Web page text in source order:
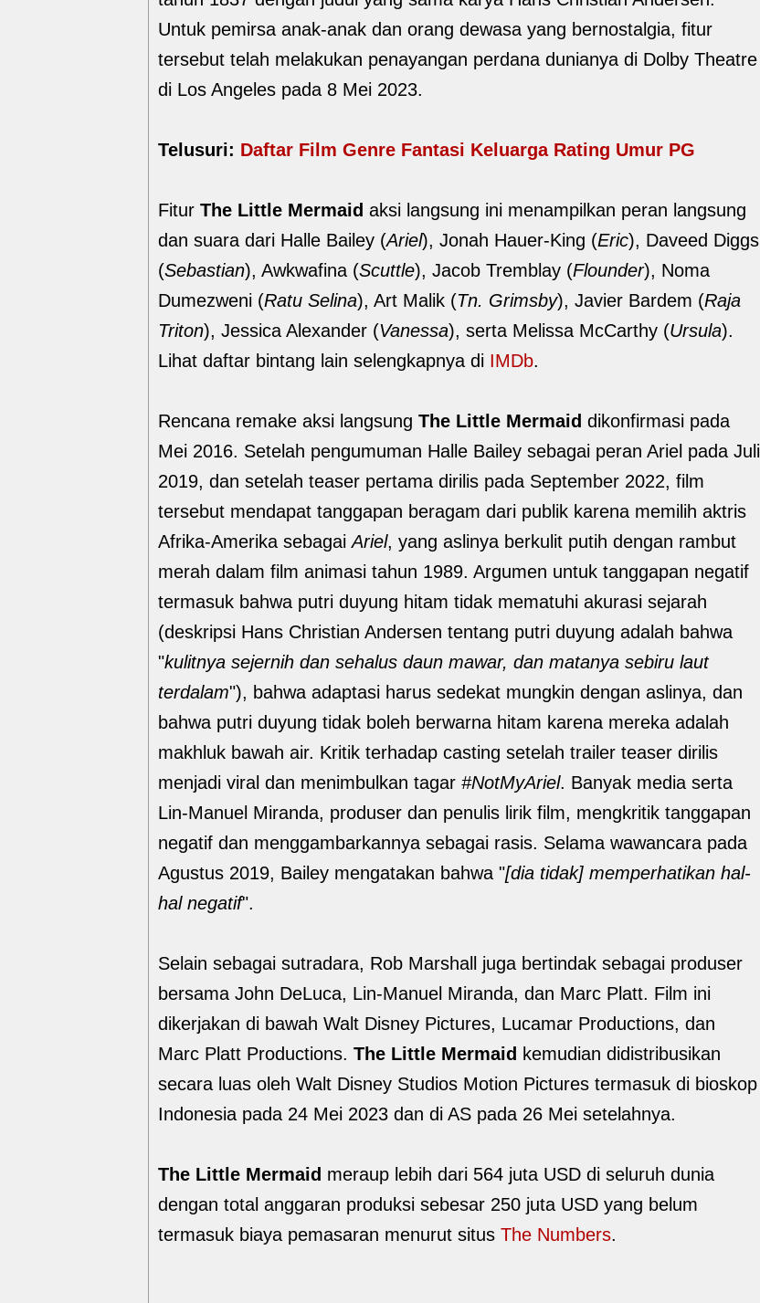
Untuk pemirsa anak-anak dan orang dewasa yang bernostalgia, fitur
tersebut telah melakukan penayangan perdana dunianya di Dolby Theatre
di Los Angeles pada 8 Mei 2023.
Telusuri: Daftar Film Genre Fantasi Keluarga Rating Umur PG
Fitur The Little Mermaid aksi langsung ini menampilkan peran langsung
dan suara dari Halle Bailey (Ariel), Jonah Hauer-King (Eric), Daveed Diggs
(Sebastian), Awkwafina (Scuttle), Jacob Tremblay (Flounder), Noma
Dumezweni (Ratu Selina), Art Malik (Tn. Grimsby), Javier Bardem (Raja
Triton), Jessica Alexander (Vanessa), serta Melissa McCarthy (Ursula).
Lihat daftar bintang lain selengkapnya di IMDb.
Rencana remake aksi langsung The Little Mermaid dikonfirmasi pada
Mei 2016. Setelah pengumuman Halle Bailey sebagai peran Ariel pada Juli
2019, dan setelah teaser pertama dirilis pada September 2022, film
tersebut mendapat tanggapan beragam dari publik karena memilih aktris
Afrika-Amerika sebagaiAriel, yang aslinya berkulit putih dengan rambut
merah dalam film animasi tahun 1989. Argumen untuk tanggapan negatif
termasuk bahwa putri duyung hitam tidak mematuhi akurasi sejarah
(deskripsi Hans Christian Andersen tentang putri duyung adalah bahwa
"kulitnya sejernih dan sehalus daun mawar, dan matanya sebiru laut
terdalam"), bahwa adaptasi harus sedekat mungkin dengan aslinya, dan
bahwa putri duyung tidak boleh berwarna hitam karena mereka adalah
makhluk bawah air. Kritik terhadap casting setelah trailer teaser dirilis
menjadi viral dan menimbulkan tagar #NotMyAriel. Banyak media serta
Lin-Manuel Miranda, produser dan penulis lirik film, mengkritik tanggapan
negatif dan menggambarkannya sebagai rasis. Selama wawancara pada
Agustus 2019, Bailey mengatakan bahwa "[dia tidak] memperhatikan hal-
hal negatif".
Selain sebagai sutradara, Rob Marshall juga bertindak sebagai produser
bersama John DeLuca, Lin-Manuel Miranda, dan Marc Platt. Film ini
dikerjakan di bawah Walt Disney Pictures, Lucamar Productions, dan
Marc Platt Productions. The Little Mermaid kemudian didistribusikan
secara luas oleh Walt Disney Studios Motion Pictures termasuk di bioskop
Indonesia pada 24 Mei 2023 dan di AS pada 26 Mei setelahnya.
The Little Mermaid meraup lebih dari 564 juta USD di seluruh dunia
dengan total anggaran produksi sebesar 250 juta USD yang belum
termasuk biaya pemasaran menurut situs The Numbers.